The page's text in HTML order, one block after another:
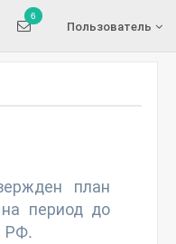
Пользователь
6
план
период до
РФ.